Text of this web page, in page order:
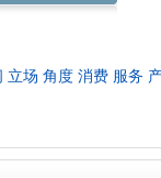
立场 角度 消费 服务